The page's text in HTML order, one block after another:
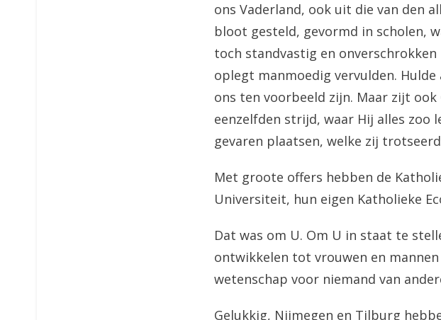
ons Vaderland, ook uit die van den
bloot gesteld, gevormd in scholen,
toch standvastig en
oplegt manmoedig vervulden.
ons ten voorbeeld zijn. Maar zijt
eenzelfden strijd, waar Hij alles zoo
gevaren plaatsen, welke zij
Met groote offers hebben de
Universiteit, hun eigen Katholieke
Dat was om U. Om U in staat te
ontwikkelen tot vrouwen en
wetenschap voor niemand van
Gelukkig, Nijmegen en Tilburg